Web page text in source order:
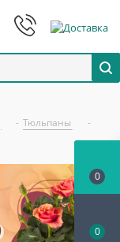
- Тюльпаны
-
0
0